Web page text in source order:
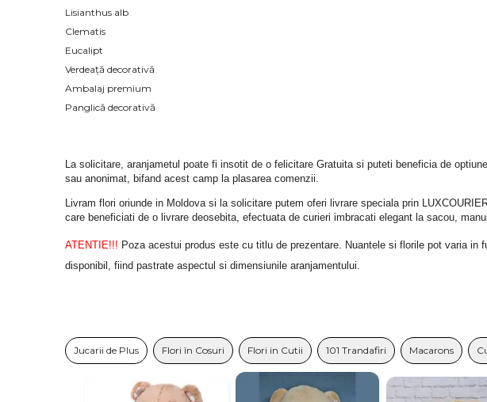
Lisianthus alb
Clematis
Eucalipt
Verdeață decorativă
Ambalaj premium
Panglică decorativă
La solicitare, aranjametul poate fi insotit de o felicitare Gratuita si puteti beneficia de
sau anonimat, bifand acest camp la plasarea comenzii.
Livram flori oriunde in Moldova si la solicitare putem oferi livrare speciala prin
care beneficiati de o livrare deosebita, efectuata de curieri imbracati elegant la sacou,
ATENTIE!!! Poza acestui produs este cu titlu de prezentare. Nuantele si florile pot varia in
disponibil, fiind pastrate aspectul si dimensiunile aranjamentului.
Jucarii de Plus Flori în Cosuri Flori in Cutii 101 Trandafiri Macarons